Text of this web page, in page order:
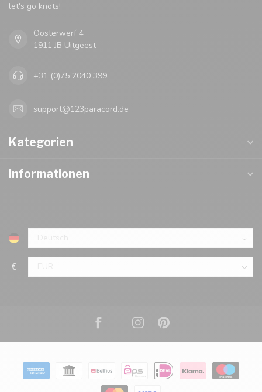
let's go knots!
Oosterwerf 4
1911 JB Uitgeest
+31 (0)75 2040 399
support@123paracord.de
Kategorien
Informationen
€